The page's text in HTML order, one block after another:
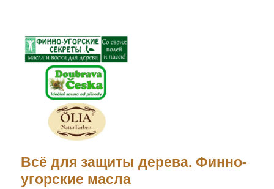
Всё для защиты дерева. Финно-
угорские масла